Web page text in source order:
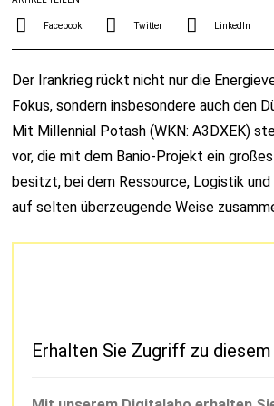
Facebook Twitter LinkedIn
Der Irankrieg rückt nicht nur die
Fokus, sondern insbesondere auch den
Mit Millennial Potash (WKN: A3DXEK)
vor, die mit dem Banio-Projekt ein
besitzt, bei dem Ressource, Logistik
auf selten überzeugende Weise
Erhalten Sie Zugriff zu